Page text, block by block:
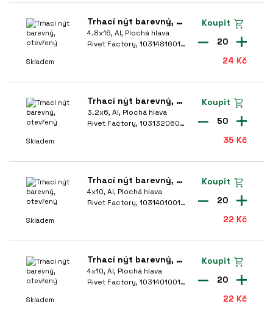
a zákolníky
- nepoužívat
NÝTU
6.4(21)
NÝTU
(1)
9(2)
4.5(2)
(1)
Trhací nýt barevný, otevřený
4.8x16, Al, Plochá hlava
Rivet Factory, 1031481601-8014
24 Kč
Skladem
20
Koupit
Trhací nýt barevný, otevřený
3.2x6, Al, Plochá hlava
Rivet Factory, 1031320601-9005
35 Kč
Skladem
50
Koupit
Trhací nýt barevný, otevřený
4x10, Al, Plochá hlava
Rivet Factory, 1031401001-9003
22 Kč
Skladem
20
Koupit
Trhací nýt barevný, otevřený
4x10, Al, Plochá hlava
Rivet Factory, 1031401001-8014
22 Kč
Skladem
20
Koupit